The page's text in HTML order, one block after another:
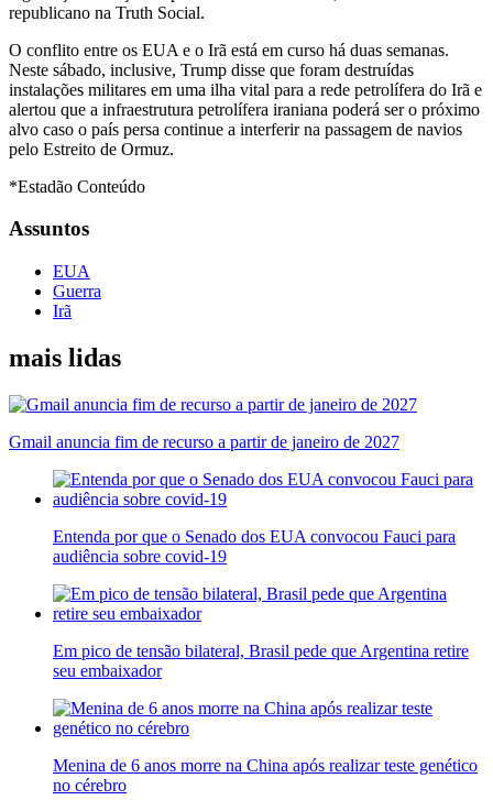
republicano na Truth Social.
O conflito entre os EUA e o Irã está em curso há duas semanas.
Neste sábado, inclusive, Trump disse que foram destruídas
instalações militares em uma ilha vital para a rede petrolífera do Irã e
alertou que a infraestrutura petrolífera iraniana poderá ser o próximo
alvo caso o país persa continue a interferir na passagem de navios
pelo Estreito de Ormuz.
*Estadão Conteúdo
Assuntos
EUA
Guerra
Irã
mais lidas
Gmail anuncia fim de recurso a partir de janeiro de 2027
Entenda por que o Senado dos EUA convocou Fauci para
audiência sobre covid-19
Em pico de tensão bilateral, Brasil pede que Argentina retire
seu embaixador
Menina de 6 anos morre na China após realizar teste genético
no cérebro